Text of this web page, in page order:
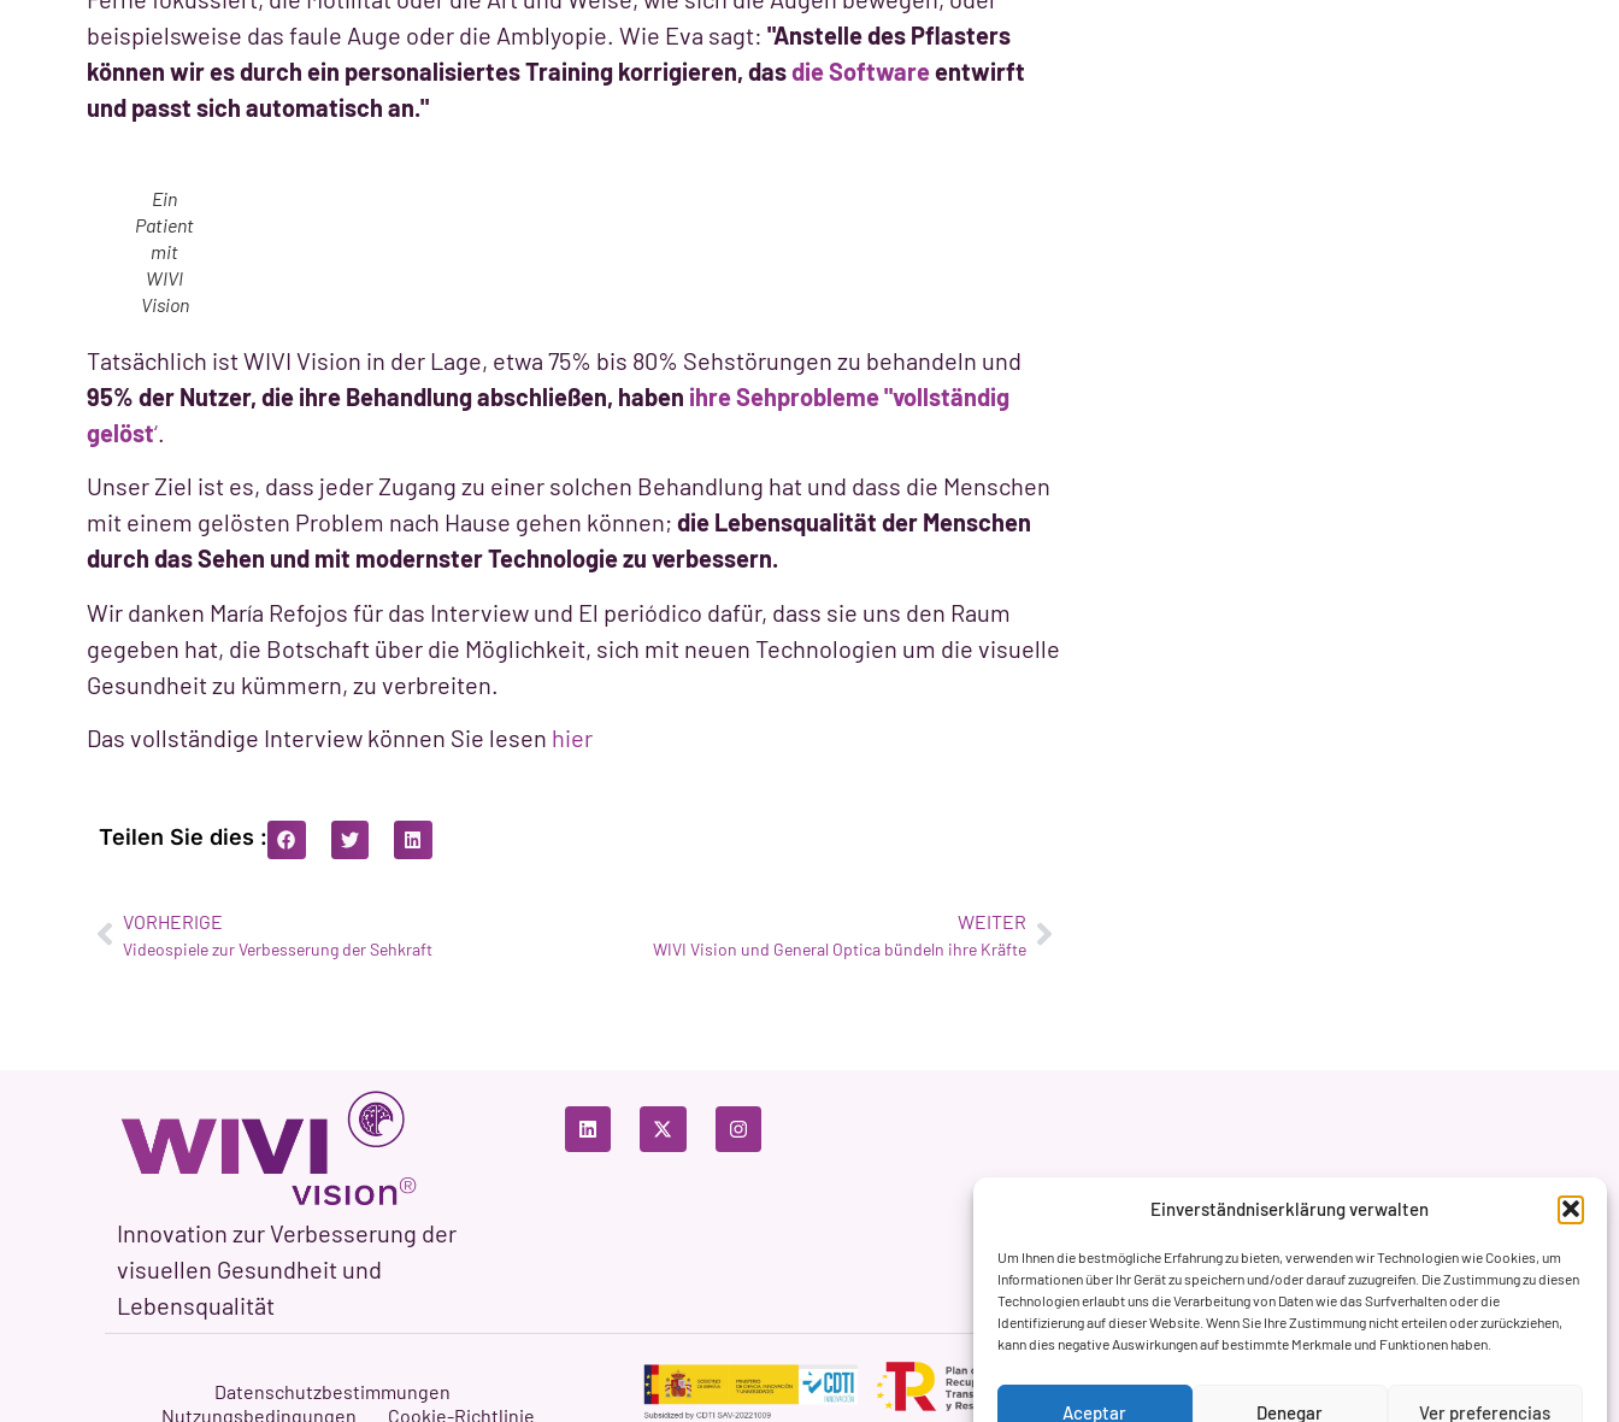
Einverständniserklärung verwalten
Um Ihnen die bestmögliche Erfahrung zu bieten, verwenden wir Technologien wie Cookies, um
Informationen über Ihr Gerät zu speichern und/oder darauf zuzugreifen. Die Zustimmung zu diesen
Technologien erlaubt uns die Verarbeitung von Daten wie das Surfverhalten oder die
Identifizierung auf dieser Website. Wenn Sie Ihre Zustimmung nicht erteilen oder zurückziehen,
kann dies negative Auswirkungen auf bestimmte Merkmale und Funktionen haben.
Aceptar Denegar Ver preferencias
beispielsweise das faule Auge oder die Amblyopie. Wie Eva sagt: "Anstelle des Pflasters
können wir es durch ein personalisiertes Training korrigieren, dasdie Softwareentwirft
und passt sich automatisch an."
Ein
Patient
mit
WIVI
Vision
Tatsächlich ist WIVI Vision in der Lage, etwa 75% bis 80% Sehstörungen zu behandeln und
95% der Nutzer, die ihre Behandlung abschließen, haben ihre Sehprobleme "vollständig
gelöst‘
Unser Ziel ist es, dass jeder Zugang zu einer solchen Behandlung hat und dass die Menschen
mit einem gelösten Problem nach Hause gehen können; die Lebensqualität der Menschen
durch das Sehen und mit modernster Technologie zu verbessern.
Wir danken María Refojos für das Interview und El periódico dafür, dass sie uns den Raum
gegeben hat, die Botschaft über die Möglichkeit, sich mit neuen Technologien um die visuelle
Gesundheit zu kümmern, zu verbreiten.
Das vollständige Interview können Sie lesen hier
Teilen Sie dies :
VORHERIGE
Videospiele zur Verbesserung der Sehkraft
WEITER
WIVI Vision und General Optica bündeln ihre Kräfte
Innovation zur Verbesserung der
visuellen Gesundheit und
Lebensqualität
Datenschutzbestimmungen
Nutzungsbedingungen
Cookie-Richtlinie